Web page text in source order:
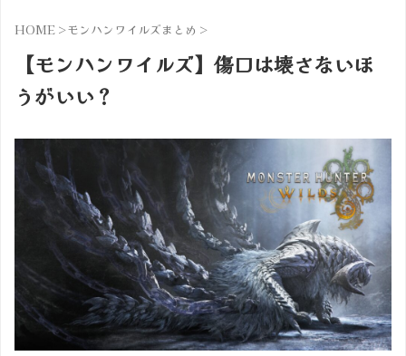
HOME >モンハンワイルズまとめ >
【モンハンワイルズ】傷口は壊さないほ
うがいい？